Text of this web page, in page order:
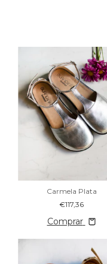
Carmela Plata
€117,36
Comprar